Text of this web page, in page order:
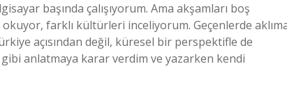
başında çalışıyorum. Ama akşamları boş
farklı kültürleri inceliyorum. Geçenlerde
açısından değil, küresel bir perspektifle de
anlatmaya karar verdim ve yazarken kendi